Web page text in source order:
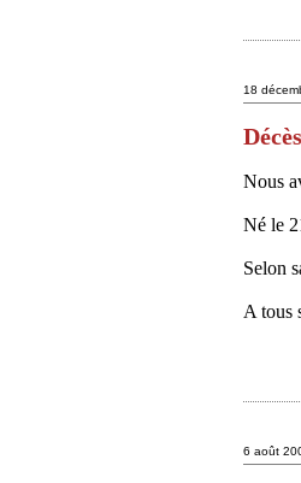
18
Nous
Né le
Selon
A tous
6 août